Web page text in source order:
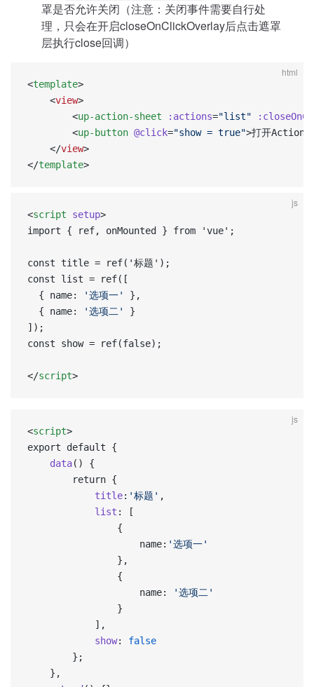
罩是否允许关闭（注意：关闭事件需要自行处
理，只会在开启closeOnClickOverlay后点击遮罩
层执行close回调）
html
<template>
	<
view>
		<
up-action-sheet :actions="list"
		<
up-button @click="show = true">打开
	</
view>
</template>
js
<script setup>
import { ref, onMounted } from 'vue';
const title = ref('标题');
const list = ref([
  { name:
'选项一'
},
  { name:
'选项二'
}
]);
const show = ref(false);
</script>
js
<script>
export default {
	data
() {
		return {
			title
: '标题' ,
			list
: [
				{
					name:
'选项一'
				},
				{
					name:
'选项二'
				}
			],
			show
: false
		};
	},